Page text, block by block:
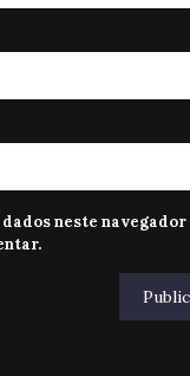
dados neste